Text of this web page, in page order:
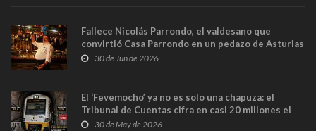
Fallece Nicolás Parrondo, el valdesano que
convirtió Casa Parrondo en un pedazo de Asturias
en Madrid
30 de Jun de 2026
El ‘Fevemocho’ ya no es solo una chapuza: el
Tribunal de Cuentas cifra en casi 20 millones el
sobrecoste de los trenes que no cabían por los
30 de May de 2026